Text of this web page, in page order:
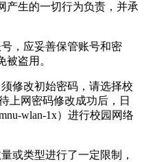
产生的一切行为负责，并承
，应妥善保管账号和密
盗用。
修改初始密码，请选择校
上网密码修改成功后，日
wlan-1x）进行校园网络
或类型进行了一定限制，